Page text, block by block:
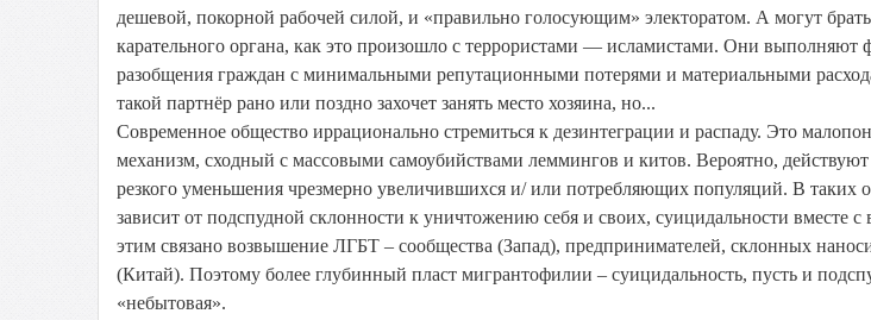
дешевой, покорной рабочей силой, и «правильно голосующим» электоратом. А могут
карательного органа, как это произошло с террористами — исламистами. Они выполняют
разобщения граждан с минимальными репутационными потерями и материальными
такой партнёр рано или поздно захочет занять место хозяина, но...
Современное общество иррационально стремиться к дезинтеграции и распаду. Это
механизм, сходный с массовыми самоубийствами леммингов и китов. Вероятно,
резкого уменьшения чрезмерно увеличившихся и/ или потребляющих популяций. В таких
зависит от подспудной склонности к уничтожению себя и своих, суицидальности вместе
этим связано возвышение ЛГБТ – сообщества (Запад), предпринимателей, склонных
(Китай). Поэтому более глубинный пласт мигрантофилии – суицидальность, пусть и
«небытовая».